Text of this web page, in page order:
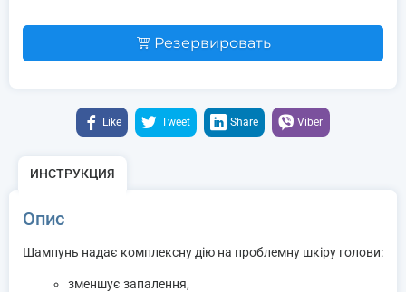
Резервировать
Like Tweet Share Viber
ИНСТРУКЦИЯ
Опис
Шампунь надає комплексну дію на проблемну шкіру голови:
зменшує запалення,